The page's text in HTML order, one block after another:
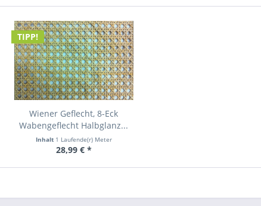
TIPP!
Wiener Geflecht, 8-Eck
Wabengeflecht Halbglanz...
Inhalt 1 Laufende(r) Meter
28,99 € *